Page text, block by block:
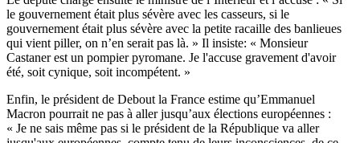
le gouvernement était plus sévère avec les casseurs, si le
gouvernement était plus sévère avec la petite racaille des banlieues
qui vient piller, on n’en serait pas là. » Il insiste: « Monsieur
Castaner est un pompier pyromane. Je l'accuse gravement d'avoir
été, soit cynique, soit incompétent. »
Enfin, le président de Debout la France estime qu’Emmanuel
Macron pourrait ne pas à aller jusqu’aux élections européennes :
« Je ne sais même pas si le président de la République va aller